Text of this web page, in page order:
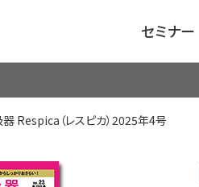
セミナー
循環器 心臓血管
Respica（レスピカ）2025年4号